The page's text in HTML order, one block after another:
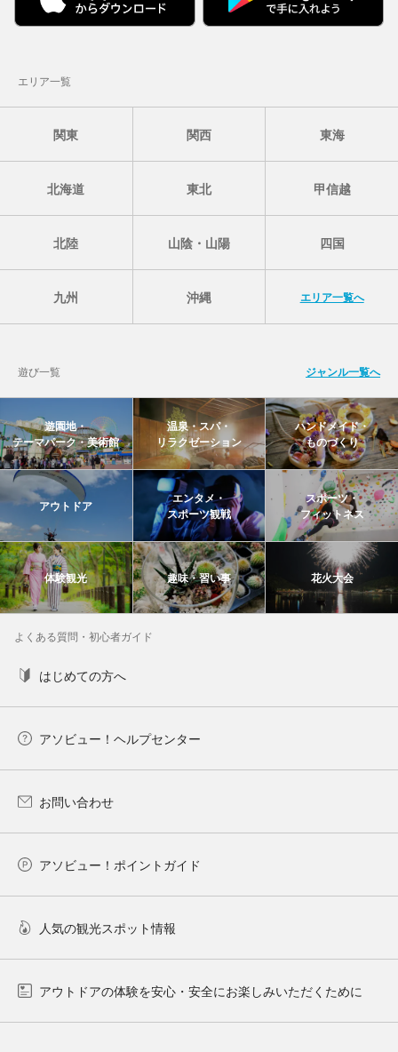
エリア一覧
関東 関西 東海
北海道 東北 甲信越
北陸 山陰・山陽 四国
九州 沖縄 エリア一覧へ
遊び一覧 ジャンル一覧へ
遊園地・
テーマパーク・美術館
温泉・スパ・
リラクゼーション
ハンドメイド・
ものづくり
アウトドア
エンタメ・
スポーツ観戦
スポーツ・
フィットネス
体験観光 趣味・習い事 花火大会
よくある質問・初心者ガイド
はじめての方へ
アソビュー！ヘルプセンター
お問い合わせ
アソビュー！ポイントガイド
人気の観光スポット情報
アウトドアの体験を安心・安全にお楽しみいただくために